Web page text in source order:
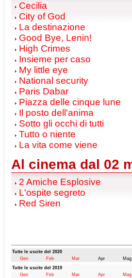
Cecilia
City of God
La destinazione
Good Bye, Lenin!
High Crimes
Insieme per caso
My little eye
National security
Paris Dabar
Piazza delle cinque lune
Il posto dell'anima
Sotto gli occhi di tutti
Tutto o niente
La vita come viene
Al cinema dal 02
2 Amiche Esplosive
L'ospite segreto
Red Siren
Tutte le uscite del 2020
Gen
Feb Mar Apr Mag
Tutte le uscite del 2019
Gen
Feb Mar Apr Mag